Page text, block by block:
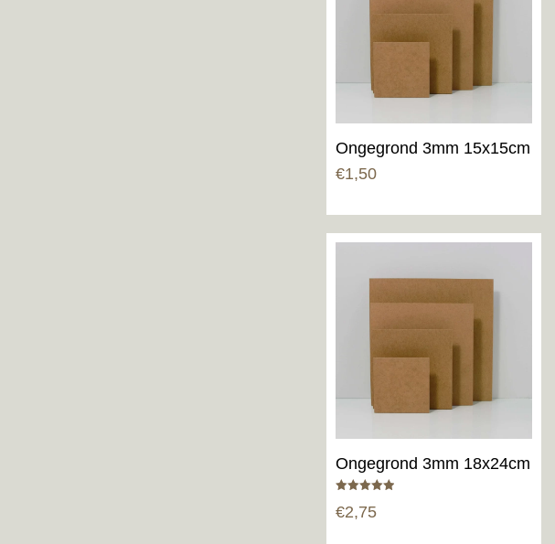
Ongegrond 3mm 15x15cm
€1,50
Ongegrond 3mm 18x24cm
5.00
uit 5
€2,75